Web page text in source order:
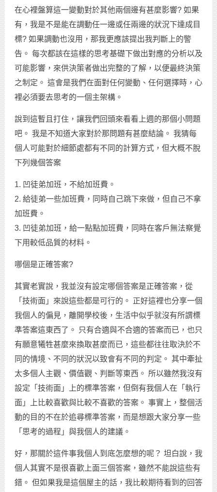
在心裡盤算這一變動對於其他兩個邊有甚麼影響? 如果
有，我是不是能在調動任一邊或任兩邊的狀況下達成目
標? 如果調動也沒用，那我更應該提出我判斷上的警
告。 每次都該在這樣的思考基礎下做出對應的分析以及
可能影響，來供決策者做出完整的了解，以便最終決策
之制定。 這會是我們在面對任何變動、任何選擇時，心
裡必須要去思考的一個主架構。
說到這暫且打住，讓我們回頭來看看上週的那個小問題
吧。 我是不知道大家對於那問題有甚麼結論。 我猜每
個人可能對於細節處都有不同的計算方式，但大概不脫
下列幾個答案
1. 凹徒弟加班，不給加班費。
2. 給徒弟一些加班費，同時自己跳下來做，但自己不拿
加班費。
3. 凹徒弟加班，給一點點加班費，同時在客戶無法察覺
下用較低品質的材料。
哪個是正確答案?
其實老實說，我並沒有設定哪個答案是正確答案，從
「技術面」來說這些都是可行的。 正好這裡也分享一個
我個人的偏見，離開學校後，生活中似乎就沒有所謂標
準答案這東西了。 只有合適與不合適的答案而已，也只
有願意犧牲甚麼來換取甚麼而已，這些都往往取決於不
同的情境、不同的狀況以致會有不同的判定。 其中牽扯
太多個人主觀、價值觀、判斷等東西。 所以雖然我沒有
設定「技術面」上的標準答案，但倒有我個人在「執行
面」上比較喜歡與比較不喜歡的答案。 事實上，整個活
動的目的不在於追尋標準答案，而是想跟大家分享一些
「思考的過程」與我個人的建議。
好，那關於這件事我個人到底怎麼想的呢？ 坦白說，我
個人其實不是很喜歡上面三個答案，雖然不能說這些有
錯。 但如果我是這個屋主的話，我比較期待看到的回答